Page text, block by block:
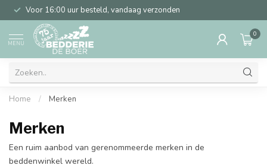
Voor 16:00 uur besteld, vandaag verzonden
MENU
0
Home / Merken
Merken
Een ruim aanbod van gerenommeerde merken in de
beddenwinkel wereld.